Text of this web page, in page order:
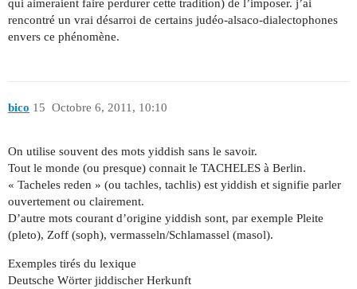
qui aimeraient faire perdurer cette tradition) de l’imposer. j’ai
rencontré un vrai désarroi de certains judéo-alsaco-dialectophones
envers ce phénomène.
bico Octobre 6, 2011, 10:10
15
On utilise souvent des mots yiddish sans le savoir.
Tout le monde (ou presque) connait le TACHELES à Berlin.
« Tacheles reden » (ou tachles, tachlis) est yiddish et signifie parler
ouvertement ou clairement.
D’autre mots courant d’origine yiddish sont, par exemple Pleite
(pleto), Zoff (soph), vermasseln/Schlamassel (masol).
Exemples tirés du lexique
Deutsche Wörter jiddischer Herkunft